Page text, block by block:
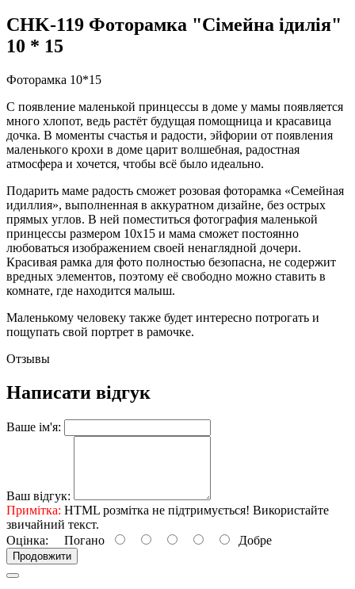
CHK-119 Фоторамка "Сімейна ідилія"
10 * 15
Фоторамка 10*15
С появление маленькой принцессы в доме у мамы появляется
много хлопот, ведь растёт будущая помощница и красавица
дочка. В моменты счастья и радости, эйфории от появления
маленького крохи в доме царит волшебная, радостная
атмосфера и хочется, чтобы всё было идеально.
Подарить маме радость сможет розовая фоторамка «Семейная
идиллия», выполненная в аккуратном дизайне, без острых
прямых углов. В ней поместиться фотография маленькой
принцессы размером 10x15 и мама сможет постоянно
любоваться изображением своей ненаглядной дочери.
Красивая рамка для фото полностью безопасна, не содержит
вредных элементов, поэтому её свободно можно ставить в
комнате, где находится малыш.
Маленькому человеку также будет интересно потрогать и
пощупать свой портрет в рамочке.
Отзывы
Написати відгук
Ваше ім'я:
Ваш відгук:
Примітка: HTML розмітка не підтримується! Використайте
звичайний текст.
Оцінка: Погано Добре
Продовжити